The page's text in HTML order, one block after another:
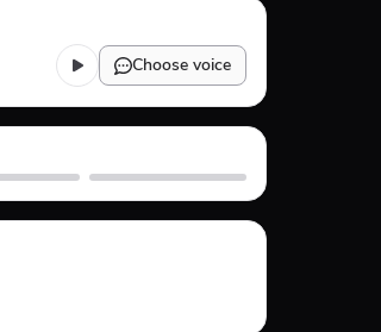
Choose voice
Subway Surfer